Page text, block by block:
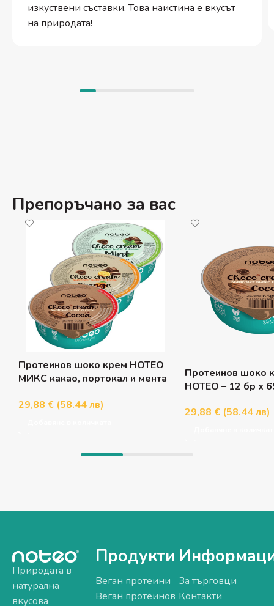
изкуствени съставки. Това наистина е вкусът
на природата!
Препоръчано за вас
Протеинов шоко крем НОТЕО
МИКС какао, портокал и мента
29,88 € (58.44 лв)
Протеинов шоко
НОТЕО – 12 бр x
29,88 € (58.44 лв)
Природата в
натурална
вкусова
Продукти
Веган протеини
Веган протеинов
За търговци
Контакти